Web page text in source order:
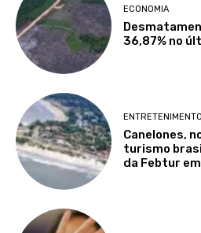
ECONOMIA
36,87% no
ENTRETENIMENTO
Canelones,
turismo
da Febtur